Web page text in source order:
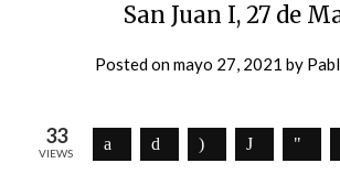
San Juan I, 27 de
Posted onmayo 27, 2021 by
33
VIEWS